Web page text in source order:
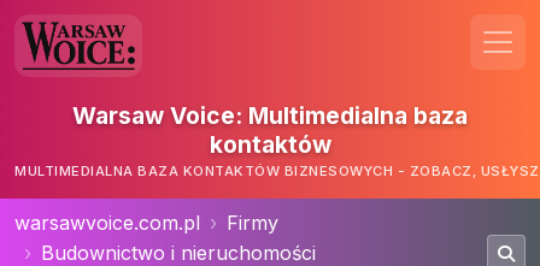
Warsaw Voice: Multimedialna baza
kontaktów
MULTIMEDIALNA BAZA KONTAKTÓW BIZNESOWYCH - ZOBACZ,
warsawvoice.com.pl
Firmy
Budownictwo i nieruchomości